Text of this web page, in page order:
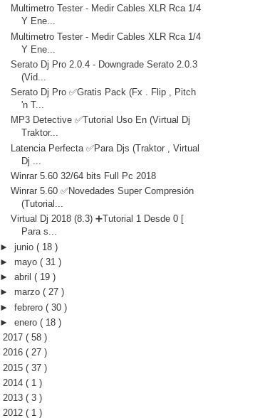
Multimetro Tester - Medir Cables XLR Rca 1/4
Y Ene...
Multimetro Tester - Medir Cables XLR Rca 1/4
Y Ene...
Serato Dj Pro 2.0.4 - Downgrade Serato 2.0.3
(Vid...
Serato Dj Pro ✅Gratis Pack (Fx . Flip , Pitch
'n T...
MP3 Detective ✅Tutorial Uso En (Virtual Dj
Traktor...
Latencia Perfecta ✅Para Djs (Traktor , Virtual
Dj ...
Winrar 5.60 32/64 bits Full Pc 2018
Winrar 5.60 ✅Novedades Super Compresión
(Tutorial...
Virtual Dj 2018 (8.3) ➕Tutorial 1 Desde 0 [
Para s...
► junio ( 18 )
► mayo ( 31 )
► abril ( 19 )
► marzo ( 27 )
► febrero ( 30 )
► enero ( 18 )
2017 ( 58 )
2016 ( 27 )
2015 ( 37 )
2014 ( 1 )
2013 ( 3 )
2012 ( 1 )